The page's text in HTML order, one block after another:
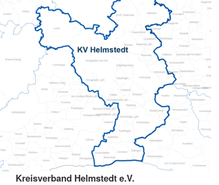
Kreisverband Helmstedt e.V.